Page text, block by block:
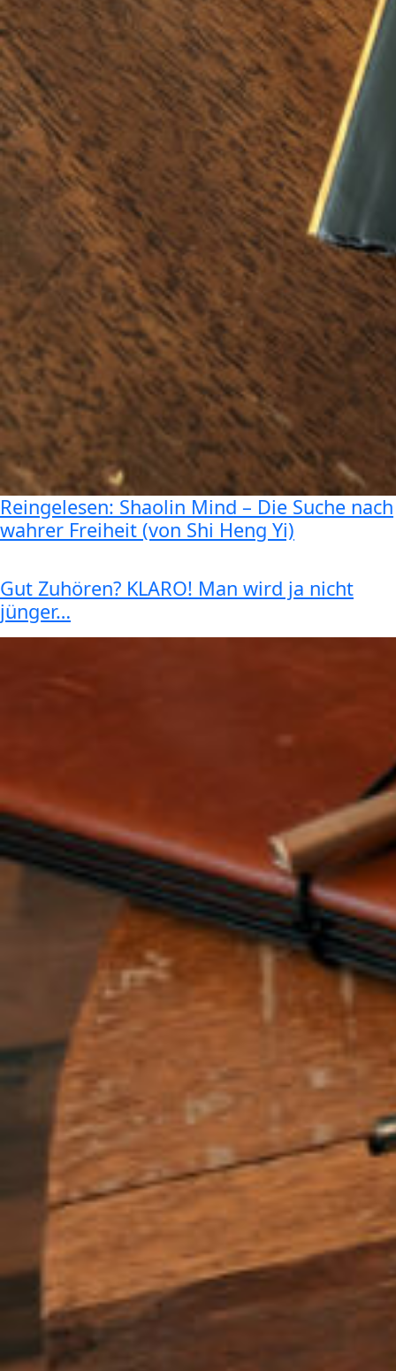
Reingelesen: Shaolin Mind – Die Suche nach
wahrer Freiheit (von Shi Heng Yi)
Gut Zuhören? KLARO! Man wird ja nicht
jünger…